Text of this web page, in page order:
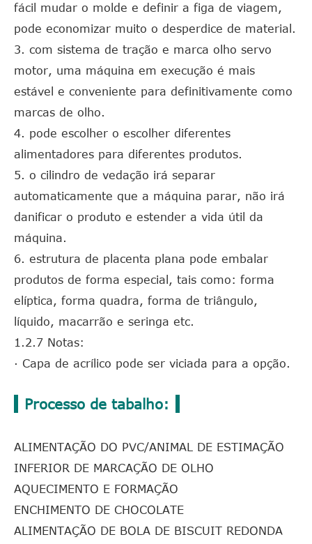
fácil mudar o molde e definir a figa de viagem,
pode economizar muito o desperdice de material.
3. com sistema de tração e marca olho servo
motor, uma máquina em execução é mais
estável e conveniente para definitivamente como
marcas de olho.
4. pode escolher o escolher diferentes
alimentadores para diferentes produtos.
5. o cilindro de vedação irá separar
automaticamente que a máquina parar, não irá
danificar o produto e estender a vida útil da
máquina.
6. estrutura de placenta plana pode embalar
produtos de forma especial, tais como: forma
elíptica, forma quadra, forma de triângulo,
líquido, macarrão e seringa etc.
1.2.7 Notas:
· Capa de acrílico pode ser viciada para a opção.
Processo de tabalho:
ALIMENTAÇÃO DO PVC/ANIMAL DE ESTIMAÇÃO
INFERIOR DE MARCAÇÃO DE OLHO
AQUECIMENTO E FORMAÇÃO
ENCHIMENTO DE CHOCOLATE
ALIMENTAÇÃO DE BOLA DE BISCUIT REDONDA